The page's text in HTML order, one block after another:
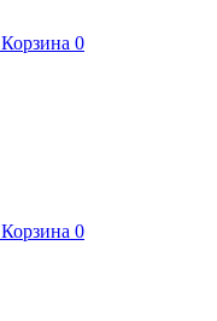
Корзина 0
Корзина 0